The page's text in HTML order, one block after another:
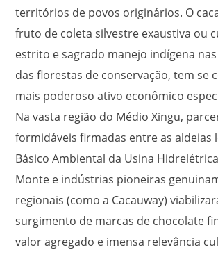
territórios de povos originários. O
fruto de coleta silvestre exaustiva ou
estrito e sagrado manejo indígena
das florestas de conservação, tem se
mais poderoso ativo econômico
Na vasta região do Médio Xingu,
formidáveis firmadas entre as aldeias
Básico Ambiental da Usina
Monte e indústrias pioneiras
regionais (como a Cacauway)
surgimento de marcas de chocolate
valor agregado e imensa relevância